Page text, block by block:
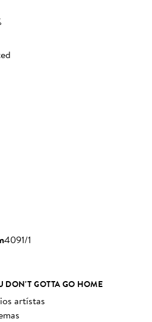
4091/1
DON'T GOTTA GO HOME
artístas